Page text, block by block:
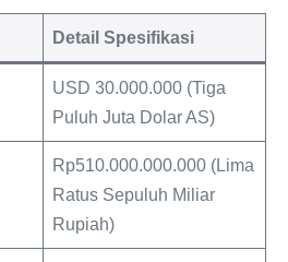
Detail Spesifikasi
USD 30.000.000 (Tiga
Puluh Juta Dolar AS)
Rp510.000.000.000 (Lima
Ratus Sepuluh Miliar
Rupiah)